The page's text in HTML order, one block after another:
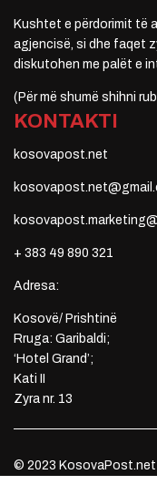
Kushtet e përdorimit të
agjencisë, si dhe faqet
diskutohen me palët e
(Për më shumë shihni
KONTAKTI
kosovapost.net
+ 383 49 890 321
Adresa:
Kosovë/ Prishtinë
Rruga: Garibaldi;
‘Hotel Grand’;
Kati II
Zyra nr. 13
© 2023 KosovaPost.net